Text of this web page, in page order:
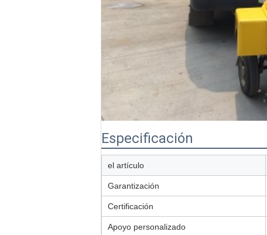
Especificación
el artículo
Garantización
Certificación
Apoyo personalizado